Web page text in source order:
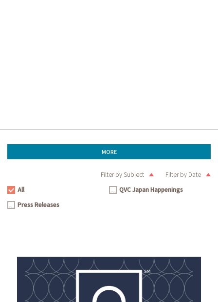
MORE
Filter by Subject Filter by Date
All All
QVCQVC Japan Happenings
PressPress Releases